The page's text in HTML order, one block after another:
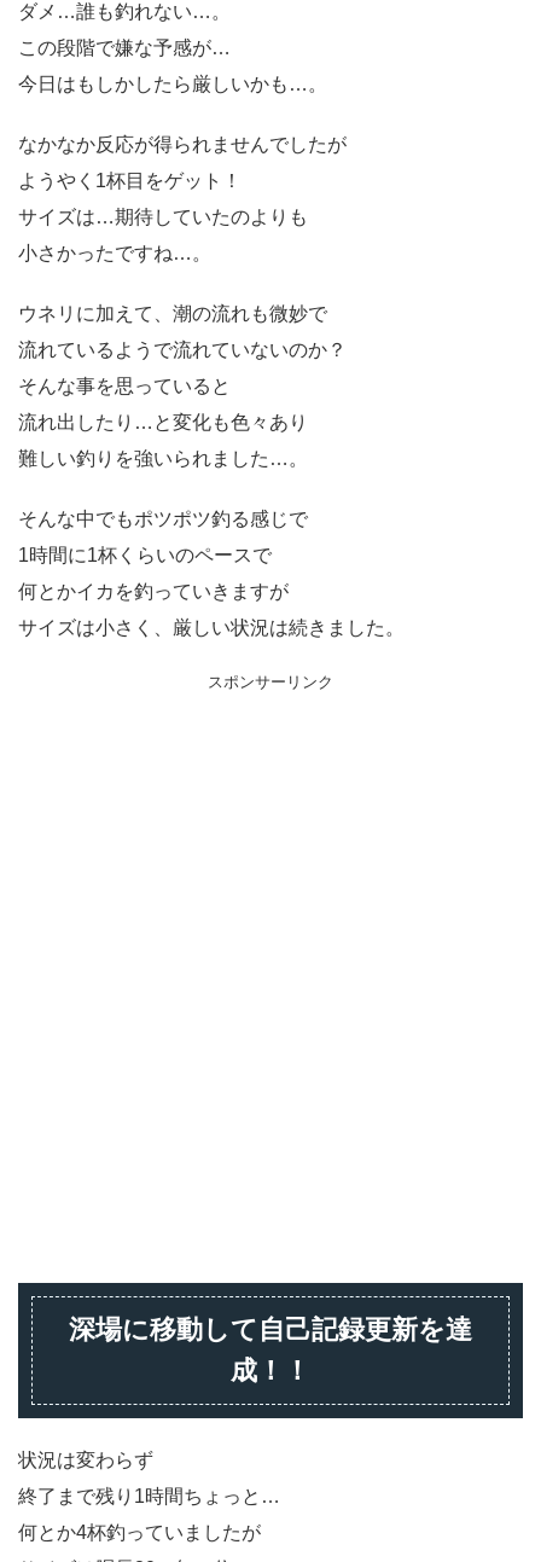
ダメ…誰も釣れない…。
この段階で嫌な予感が…
今日はもしかしたら厳しいかも…。
なかなか反応が得られませんでしたが
ようやく1杯目をゲット！
サイズは…期待していたのよりも
小さかったですね…。
ウネリに加えて、潮の流れも微妙で
流れているようで流れていないのか？
そんな事を思っていると
流れ出したり…と変化も色々あり
難しい釣りを強いられました…。
そんな中でもポツポツ釣る感じで
1時間に1杯くらいのペースで
何とかイカを釣っていきますが
サイズは小さく、厳しい状況は続きました。
スポンサーリンク
深場に移動して自己記録更新を達
成！！
状況は変わらず
終了まで残り1時間ちょっと…
何とか4杯釣っていましたが